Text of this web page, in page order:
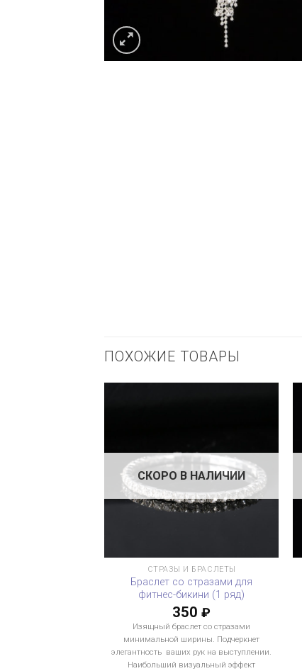
ПОХОЖИЕ ТОВАРЫ
СКОРО В НАЛИЧИИ
СТРАЗЫ И БРАСЛЕТЫ
Браслет со стразами для
фитнес-бикини (1 ряд)
350₽
Изящный браслет со стразами
минимальной ширины. Подчеркнет
элегантность ваших рук на выступлении.
Наибольший визуальный эффект